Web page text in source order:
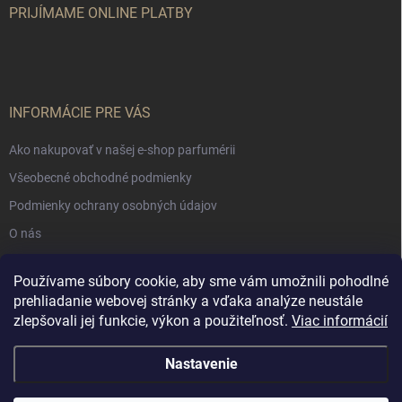
Používame súbory cookie, aby sme vám umožnili pohodlné
prehliadanie webovej stránky a vďaka analýze neustále
zlepšovali jej funkcie, výkon a použiteľnosť. Viac informácií
Nastavenie
PRIJÍMAME ONLINE PLATBY
INFORMÁCIE PRE VÁS
Ako nakupovať v našej e-shop parfumérii
Všeobecné obchodné podmienky
Podmienky ochrany osobných údajov
O nás
NÁKUPNÝ KOŠÍK
0 ks /€0